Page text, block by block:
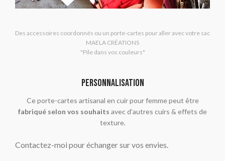
Des accessoires coordonnés ou un porte-cartes pour aller avec votre sac
MAELA CRÉATIONS
"Pile dans vos couleurs"
PERSONNALISATION
Ce porte-cartes artisanal en cuir pour femme peut être
fabriqué selon vos souhaits avec d’autres cuirs & effets de
texture.
Contactez-moi pour échanger sur vos envies.